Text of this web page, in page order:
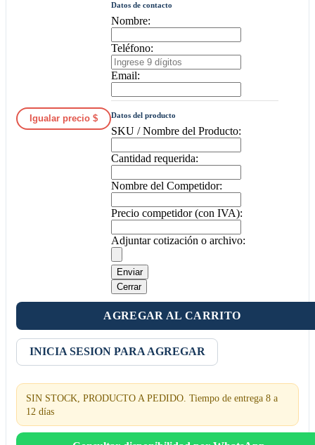
Igualar precio $
Datos de contacto
Nombre:
Teléfono:
Email:
Datos del producto
SKU / Nombre del Producto:
Cantidad requerida:
Nombre del Competidor:
Precio competidor (con IVA):
Adjuntar cotización o archivo:
Enviar
Cerrar
AGREGAR AL CARRITO
INICIA SESION PARA AGREGAR
SIN STOCK, PRODUCTO A PEDIDO. Tiempo de entrega 8 a
12 días